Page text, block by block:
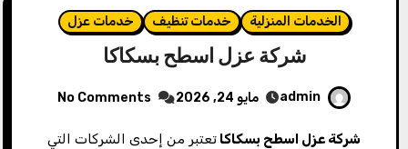
الخدمات المنزلية خدمات تنظيف خدمات عزل
شركة عزل اسطح بسكاكا
admin مايو 24, 2026 No Comments
شركة عزل اسطح بسكاكا تعتبر من إحدى الشركات التي